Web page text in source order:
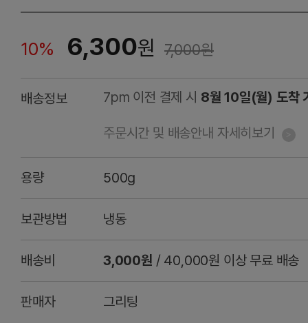
10% 6,300원 7,000원
배송정보 7pm 이전 결제 시 8월 10일(월) 도착
주문시간 및 배송안내 자세히보기
용량 500g
보관방법 냉동
배송비 3,000원 / 40,000원 이상 무료 배송
판매자 그리팅